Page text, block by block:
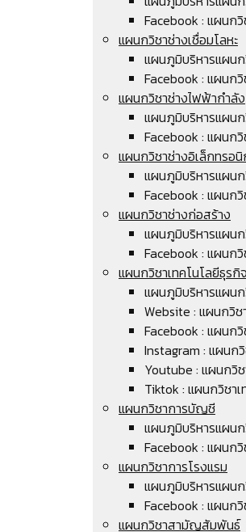
Facebook : แผนก
แผนกวิชาช่างเชื่อมโลหะ
แผนภูมิบริหารแผนก
Facebook : แผนกวิ
แผนกวิชาช่างไฟฟ้ากำลัง
แผนภูมิบริหารแผน
Facebook : แผนก
แผนกวิชาช่างอิเล็กทรอ
แผนภูมิบริหารแผน
Facebook : แผนก
แผนกวิชาช่างก่อสร้าง
แผนภูมิบริหารแผน
Facebook : แผนก
แผนกวิชาเทคโนโลยีธุร
แผนภูมิบริหารแผน
Website : แผนกวิช
Facebook : แผนก
Instagram : แผนก
Youtube : แผนกวิ
Tiktok : แผนกวิชา
แผนกวิชาการบัญชี
แผนภูมิบริหารแผน
Facebook : แผนก
แผนกวิชาการโรงแรม
แผนภูมิบริหารแผนก
Facebook : แผนก
แผนกวิชาสามัญสัมพันธ์